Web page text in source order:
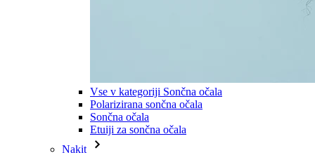
Vse v kategoriji Sončna očala
Polarizirana sončna očala
Sončna očala
Etuiji za sončna očala
Nakit